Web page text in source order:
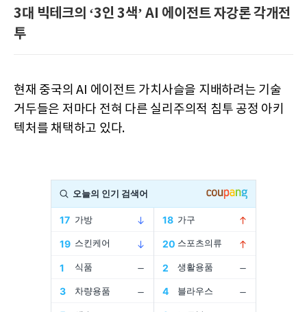
3대 빅테크의 ‘3인 3색’ AI 에이전트 자강론 각개전
투
현재 중국의 AI 에이전트 가치사슬을 지배하려는 기술
거두들은 저마다 전혀 다른 실리주의적 침투 공정 아키
텍처를 채택하고 있다.